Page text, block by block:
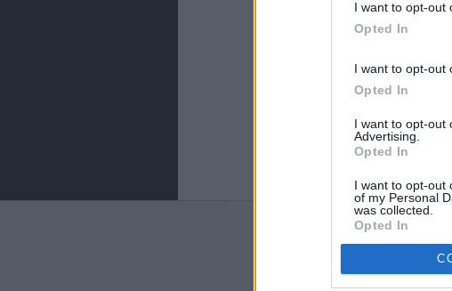
I want to opt-out
Opted In
I want to opt-out
Opted In
I want to opt-out
Advertising.
Opted In
I want to opt-out
of my Personal
was collected.
Opted In
KIOSKO.NET
is a visual daily
sites and displays a readable
newspaper.